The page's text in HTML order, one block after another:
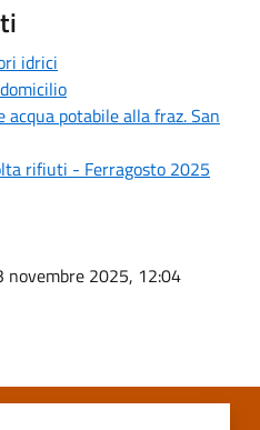
idrici
potabile alla fraz. San
rifiuti - Ferragosto 2025
novembre 2025, 12:04